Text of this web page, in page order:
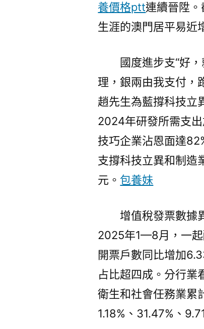
養價格ptt連續晉陞
生涯的澳門居平易近
國度進步支“好
理，銀兩由我支付，
趙先生為藍撐科技立
2024年研發所需支
技巧企業沾恩面達
支撐科技立異和制造
元。 包養妹
增值稅發票數據
2025年1—8月，一起
開票戶數同比增加
占比超四成。分行業
衛生和社會任務業累
1.18%、31.47%、